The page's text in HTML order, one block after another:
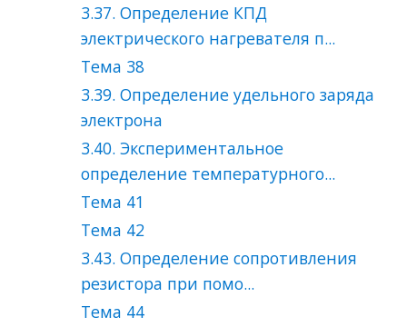
3.37. Определение КПД
электрического нагревателя п...
Тема 38
3.39. Определение удельного заряда
электрона
3.40. Экспериментальное
определение температурного...
Тема 41
Тема 42
3.43. Определение сопротивления
резистора при помо...
Тема 44